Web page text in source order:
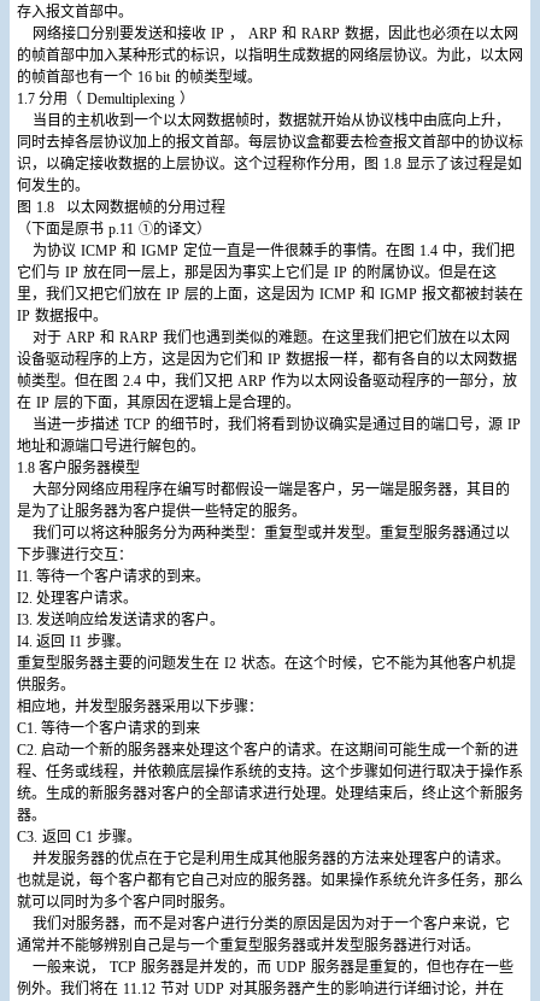
存入报文首部中。
网络接口分别要发送和接收 IP ， ARP 和 RARP 数据，因此也必须在以太网
的帧首部中加入某种形式的标识，以指明生成数据的网络层协议。为此，以太网
的帧首部也有一个 16 bit 的帧类型域。
1.7 分用（ Demultiplexing ）
当目的主机收到一个以太网数据帧时，数据就开始从协议栈中由底向上升，
同时去掉各层协议加上的报文首部。每层协议盒都要去检查报文首部中的协议标
识，以确定接收数据的上层协议。这个过程称作分用，图 1.8 显示了该过程是如
何发生的。
图 1.8
以太网数据帧的分用过程
（下面是原书 p.11 ①的译文）
为协议 ICMP 和 IGMP 定位一直是一件很棘手的事情。在图 1.4 中，我们把
它们与 IP 放在同一层上，那是因为事实上它们是 IP 的附属协议。但是在这
里，我们又把它们放在 IP 层的上面，这是因为 ICMP 和 IGMP 报文都被封装在
IP 数据报中。
对于 ARP 和 RARP 我们也遇到类似的难题。在这里我们把它们放在以太网
设备驱动程序的上方，这是因为它们和 IP 数据报一样，都有各自的以太网数据
帧类型。但在图 2.4 中，我们又把 ARP 作为以太网设备驱动程序的一部分，放
在 IP 层的下面，其原因在逻辑上是合理的。
当进一步描述 TCP 的细节时，我们将看到协议确实是通过目的端口号，源 IP
地址和源端口号进行解包的。
1.8 客户服务器模型
大部分网络应用程序在编写时都假设一端是客户，另一端是服务器，其目的
是为了让服务器为客户提供一些特定的服务。
我们可以将这种服务分为两种类型：重复型或并发型。重复型服务器通过以
下步骤进行交互：
I1. 等待一个客户请求的到来。
I2. 处理客户请求。
I3. 发送响应给发送请求的客户。
I4. 返回 I1 步骤。
重复型服务器主要的问题发生在 I2 状态。在这个时候，它不能为其他客户机提
供服务。
相应地，并发型服务器采用以下步骤：
C1. 等待一个客户请求的到来
C2. 启动一个新的服务器来处理这个客户的请求。在这期间可能生成一个新的进
程、任务或线程，并依赖底层操作系统的支持。这个步骤如何进行取决于操作系
统。生成的新服务器对客户的全部请求进行处理。处理结束后，终止这个新服务
器。
C3. 返回 C1 步骤。
并发服务器的优点在于它是利用生成其他服务器的方法来处理客户的请求。
也就是说，每个客户都有它自己对应的服务器。如果操作系统允许多任务，那么
就可以同时为多个客户同时服务。
我们对服务器，而不是对客户进行分类的原因是因为对于一个客户来说，它
通常并不能够辨别自己是与一个重复型服务器或并发型服务器进行对话。
一般来说，
TCP 服务器是并发的，而 UDP 服务器是重复的，但也存在一些
例外。我们将在 11.12 节对 UDP 对其服务器产生的影响进行详细讨论，并在